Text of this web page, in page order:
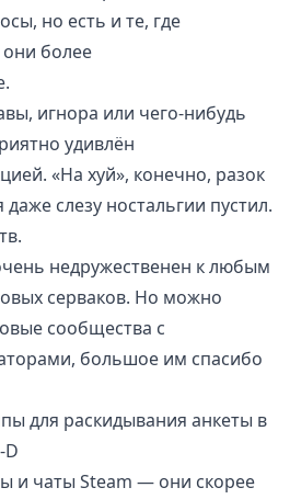
но есть и те, где
более
игнора или чего-нибудь
удивлён
«На хуй», конечно, разок
слезу ностальгии пустил.
недружественен к любым
серваков. Но можно
сообщества с
большое им спасибо
для раскидывания анкеты в
D
и чаты Steam — они скорее